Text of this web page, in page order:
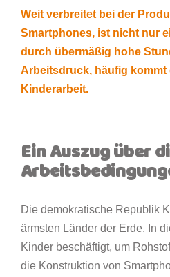
Weit verbreitet bei der
Smartphones, ist nicht nur
durch übermäßig hohe
Arbeitsdruck, häufig kommt
Kinderarbeit.
Ein Auszug über
Die demokratische Republik
ärmsten Länder der Erde. In
Kinder beschäftigt, um
die Konstruktion von